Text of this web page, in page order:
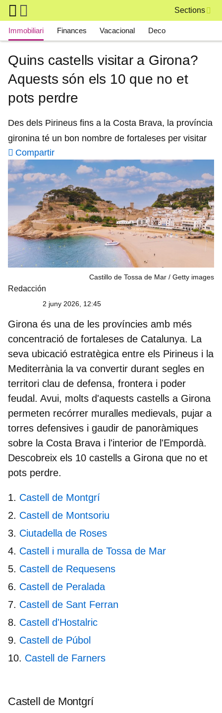
Skip to main content
Sections
Main navigation
Immobiliari Finances Vacacional Deco
Quins castells visitar a Girona?
Aquests són els 10 que no et
pots perdre
Des dels Pirineus fins a la Costa Brava, la província
gironina té un bon nombre de fortaleses per visitar
Compartir
Castillo de Tossa de Mar Getty images
Redacción
2 juny 2026, 12:45
Girona és una de les províncies amb més
concentració de fortaleses de Catalunya. La
seva ubicació estratègica entre els Pirineus i la
Mediterrània la va convertir durant segles en
territori clau de defensa, frontera i poder
feudal. Avui, molts d'aquests castells a Girona
permeten recórrer muralles medievals, pujar a
torres defensives i gaudir de panoràmiques
sobre la Costa Brava i l'interior de l'Empordà.
Descobreix els 10 castells a Girona que no et
pots perdre.
Castell de Montgrí
Castell de Montsoriu
Ciutadella de Roses
Castell i muralla de Tossa de Mar
Castell de Requesens
Castell de Peralada
Castell de Sant Ferran
Castell d'Hostalric
Castell de Púbol
Castell de Farners
Castell de Montgrí